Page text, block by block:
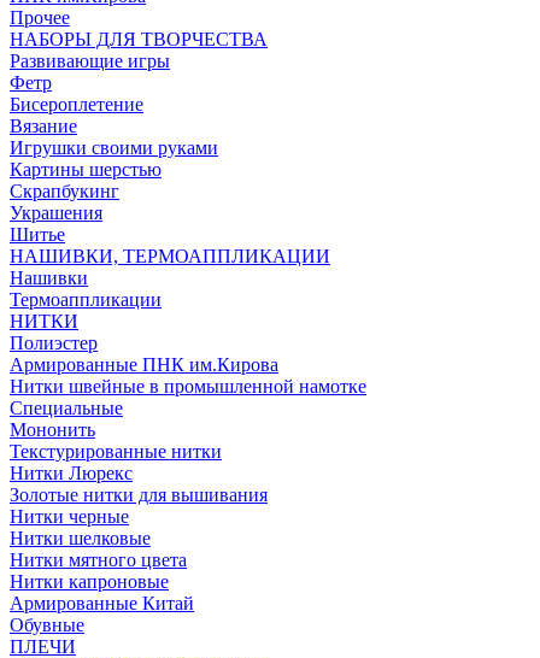
Прочее
НАБОРЫ ДЛЯ ТВОРЧЕСТВА
Развивающие игры
Фетр
Бисероплетение
Вязание
Игрушки своими руками
Картины шерстью
Скрапбукинг
Украшения
Шитье
НАШИВКИ, ТЕРМОАППЛИКАЦИИ
Нашивки
Термоаппликации
НИТКИ
Полиэстер
Армированные ПНК им.Кирова
Нитки швейные в промышленной намотке
Специальные
Мононить
Текстурированные нитки
Нитки Люрекс
Золотые нитки для вышивания
Нитки черные
Нитки шелковые
Нитки мятного цвета
Нитки капроновые
Армированные Китай
Обувные
ПЛЕЧИ